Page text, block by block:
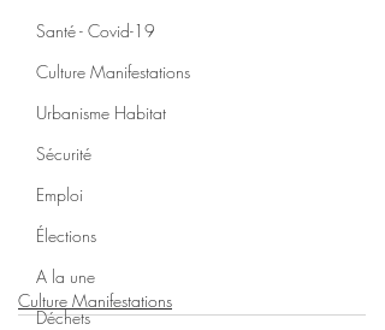
Santé - Covid-19
Culture Manifestations
Urbanisme Habitat
Sécurité
Emploi
Élections
A la une
Déchets
Culture Manifestations